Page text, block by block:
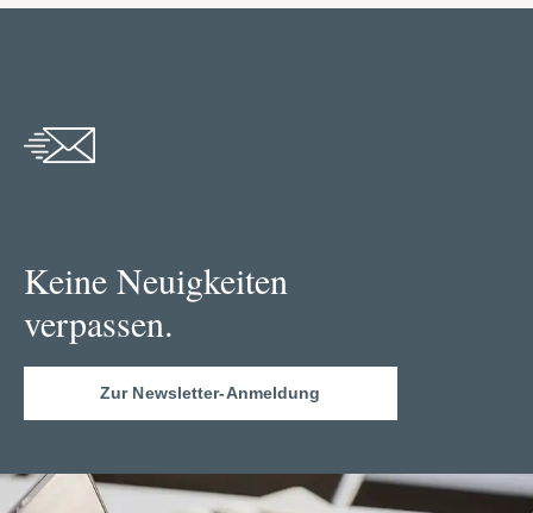
Keine Neuigkeiten
verpassen.
Zur Newsletter-Anmeldung